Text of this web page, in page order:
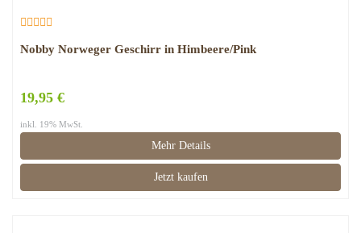
Nobby Norweger Geschirr in Himbeere/Pink
19,95 €
inkl. 19% MwSt.
Mehr Details
Jetzt kaufen